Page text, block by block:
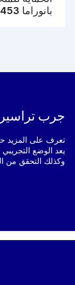
بانوراما 1453 في تركيا.
جرب
تعرف على المزيد
يعد الوضع
وكذلك التحقق من